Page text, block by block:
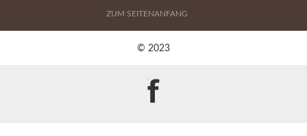
ZUM SEITENANFANG
© 2023